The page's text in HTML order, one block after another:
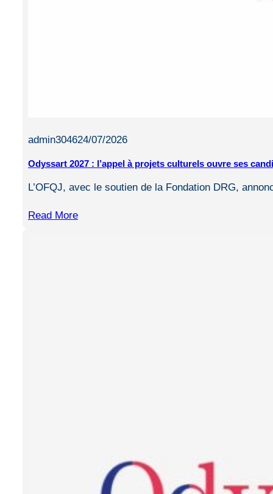
admin304624/07/2026
Odyssart 2027 : l’appel à projets culturels ouvre ses
L’OFQJ, avec le soutien de la Fondation DRG,
Read More